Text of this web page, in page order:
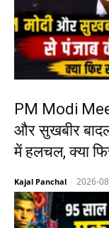
PM Modi
और सुखबीर
में हलचल, क्या
Kajal Panchal - 2026-